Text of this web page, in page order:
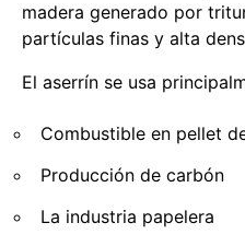
madera generado por
partículas finas y alta
El aserrín se usa
Combustible en pellet
Producción de carbón
La industria papelera